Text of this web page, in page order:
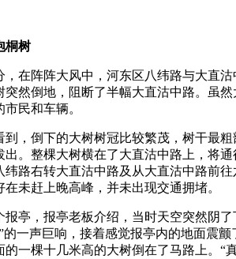
树
在阵阵大风中，河东区八纬路与大直沽
突然倒地，阻断了半幅大直沽中路。虽
民和车辆。
倒下的大树树冠比较繁茂，树干最粗
出。整棵大树横在了大直沽中路上，将
纬路右转大直沽中路及从大直沽中路前
未赶上晚高峰，并未出现交通拥堵。
，报亭老板介绍，当时天空突然阴了
的一声巨响，接着感觉报亭内的地面震
的一棵十几米高的大树倒在了马路上。“